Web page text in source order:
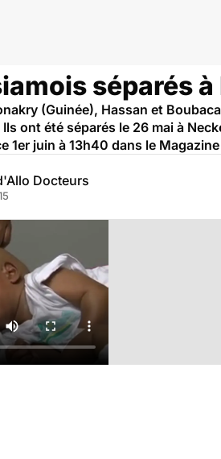
séparés
(Guinée), Hassan et
ont été séparés le 26 mai à
1er juin à 13h40 dans le
Docteurs